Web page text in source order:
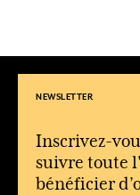
NEWSLETTER
Inscrivez-
suivre toute
bénéficier